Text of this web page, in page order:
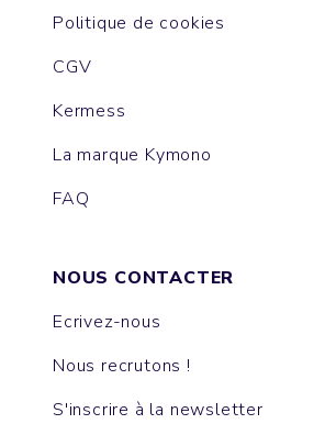
Politique de cookies
CGV
Kermess
La marque Kymono
FAQ
NOUS CONTACTER
Ecrivez-nous
Nous recrutons !
S'inscrire à la newsletter